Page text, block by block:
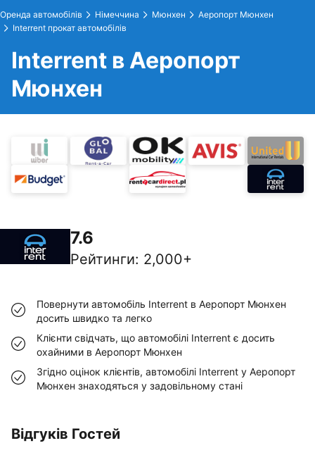
Оренда автомобілів Німеччина Мюнхен
Аеропорт Мюнхен
Interrent прокат автомобілів
Interrent в Аеропорт
Мюнхен
7.6
Рейтинги: 2,000+
Повернути автомобіль Interrent в Аеропорт Мюнхен
досить швидко та легко
Клієнти свідчать, що автомобілі Interrent є досить
охайними в Аеропорт Мюнхен
Згідно оцінок клієнтів, автомобілі Interrent у Аеропорт
Мюнхен знаходяться у задовільному стані
Відгуків Гостей